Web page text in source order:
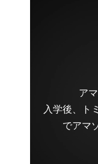
ア
入学後、ト
でアマ